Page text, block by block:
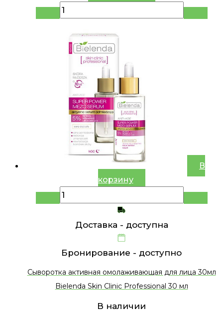
В
корзину
Доставка - доступна
Бронирование - доступно
Сыворотка активная омолаживающая для лица 30мл
Bielenda Skin Clinic Professional 30 мл
В наличии